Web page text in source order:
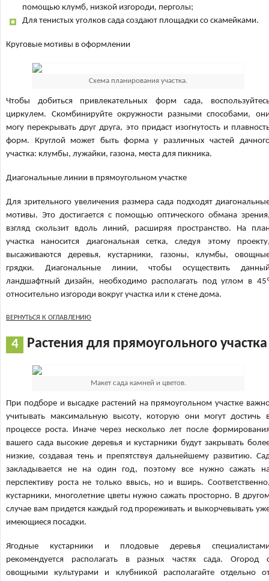
помощью клумб, низкой изгороди, перголы;
Для тенистых уголков сада создают площадки со скамейками.
Круговые мотивы в оформлении
Схема планирования участка.
Чтобы добиться привлекательных форм сада,
циркулем. Скомбинируйте окружности разными способами,
могу перекрывать друг друга, это придаст изогнутость и
форм. Круглой может быть форма у различных частей
участка: клумбы, лужайки, газона, места для пикника.
Диагональные линии в прямоугольном участке
Для зрительного увеличения размера сада подходят
мотивы. Это достигается с помощью оптического обмана
взгляд скользит вдоль линий, расширяя пространство. На
участка наносится диагональная сетка, следуя этому
высаживаются деревья, кустарники, газоны, клумбы,
грядки. Диагональные линии, чтобы осуществить
ландшафтный дизайн, необходимо располагать под углом в
относительно изгороди вокруг участка или к стене дома.
ВЕРНУТЬСЯ К ОГЛАВЛЕНИЮ
Растения для прямоугольного участка
Макет сада камней и цветов.
При подборе и высадке растений на прямоугольном участке
учитывать максимальную высоту, которую они могут достичь
процессе роста. Иначе через несколько лет после
вашего сада высокие деревья и кустарники будут закрывать
низкие, создавая тень и препятствуя дальнейшему развитию.
закладывается не на один год, поэтому все нужно сажать
перспективу роста не только ввысь, но и вширь.
кустарники, многолетние цветы нужно сажать просторно. В
случае вам придется каждый год прореживать и выкорчевывать
имеющиеся посадки.
Ягодные кустарники и плодовые деревья
рекомендуется располагать в разных частях сада. Огород
овощными культурами и клубникой располагайте отдельно